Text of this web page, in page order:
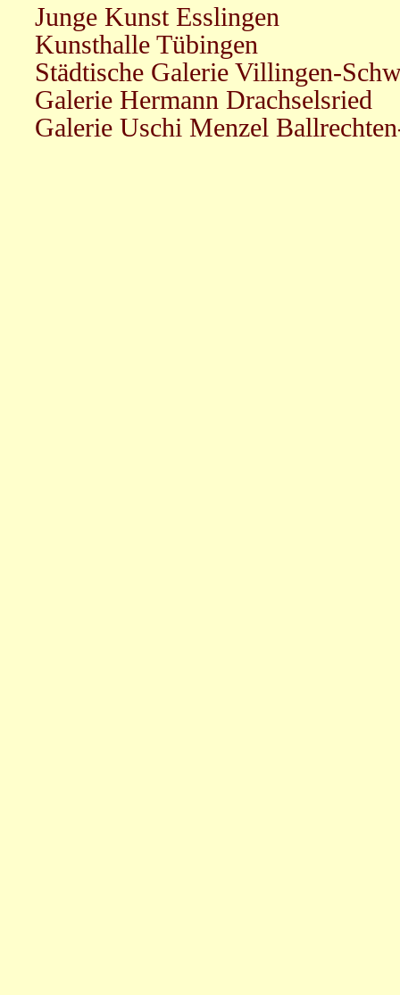
Junge Kunst Esslingen
Kunsthalle Tübingen
Städtische Galerie Villingen-
Galerie Hermann Drachselsried
Galerie Uschi Menzel